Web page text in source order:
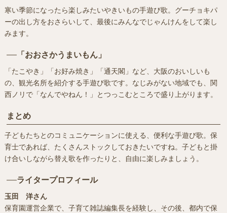
寒い季節になったら楽しみたいやきいもの手遊び歌。グーチョキパ
ーの出し方をおさらいして、最後にみんなでじゃんけんをして楽し
みます。
「おおさかうまいもん」
「たこやき」「お好み焼き」「通天閣」など、大阪のおいしいも
の、観光名所を紹介する手遊び歌です。なじみがない地域でも、関
西ノリで「なんでやねん！」とつっこむところで盛り上がります。
まとめ
子どもたちとのコミュニケーションに使える、便利な手遊び歌。保
育士であれば、たくさんストックしておきたいですね。子どもと掛
け合いしながら替え歌を作ったりと、自由に楽しみましょう。
ライタープロフィール
玉田 洋さん
保育園運営企業で、子育て雑誌編集長を経験し、その後、都内で保